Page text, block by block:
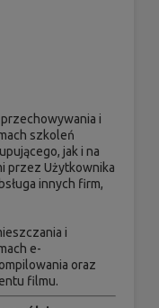
i
szkoleń
jak i na
przez Użytkownika
innych firm,
i
e-
oraz
filmu.